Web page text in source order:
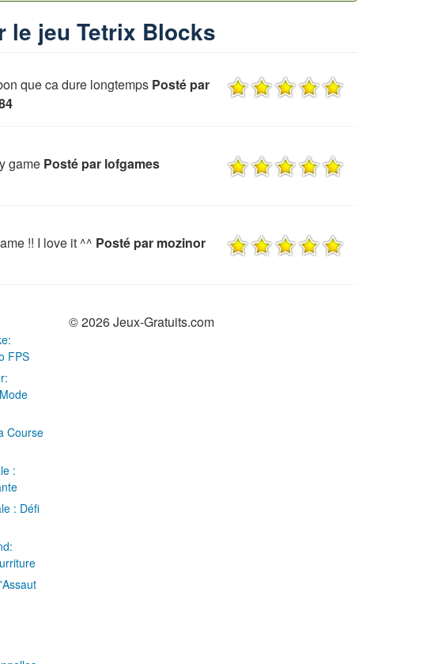
le jeu Tetrix Blocks
que ca dure longtemps Posté par
game Posté par lofgames
!! I love it ^^ Posté par mozinor
FPS
Course
:
: Défi
© 2026 Jeux-Gratuits.com